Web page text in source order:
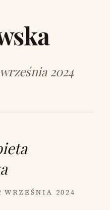
2024
WRZEŚNIA 2024